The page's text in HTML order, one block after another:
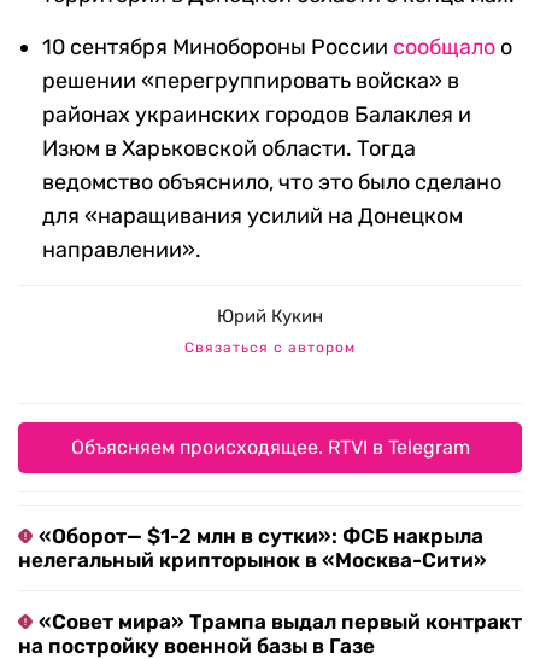
10 сентября Минобороны России сообщало о
решении «перегруппировать войска» в
районах украинских городов Балаклея и
Изюм в Харьковской области. Тогда
ведомство объяснило, что это было сделано
для «наращивания усилий на Донецком
направлении».
Юрий Кукин
Связаться с автором
Объясняем происходящее. RTVI в Telegram
«Оборот— $1-2 млн в сутки»: ФСБ накрыла
нелегальный крипторынок в «Москва-Сити»
«Совет мира» Трампа выдал первый контракт
на постройку военной базы в Газе